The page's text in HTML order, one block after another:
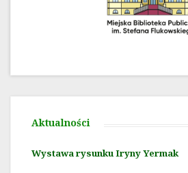
Aktualności
Wystawa rysunku Iryny Yermak